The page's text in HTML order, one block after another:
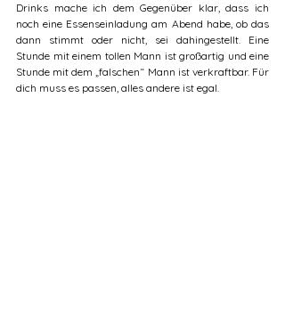
Drinks mache ich dem Gegenüber klar, dass ich
noch eine Essenseinladung am Abend habe, ob das
dann stimmt oder nicht, sei dahingestellt. Eine
Stunde mit einem tollen Mann ist großartig und eine
Stunde mit dem „falschen“ Mann ist verkraftbar. Für
dich muss es passen, alles andere ist egal.